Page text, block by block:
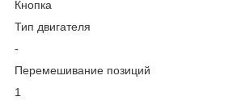
Кнопка
Тип двигателя
-
Перемешивание позиций
1